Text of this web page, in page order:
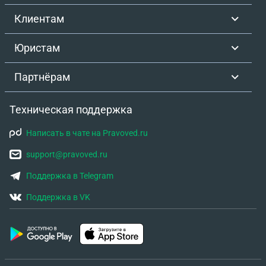
Клиентам
Юристам
Партнёрам
Техническая поддержка
Написать в чате на Pravoved.ru
support@pravoved.ru
Поддержка в Telegram
Поддержка в VK